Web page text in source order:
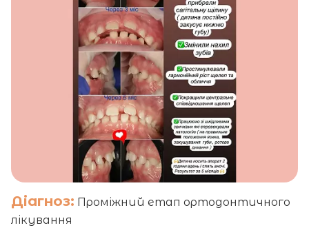
Діагноз: Проміжний етап ортодонтичного
лікування